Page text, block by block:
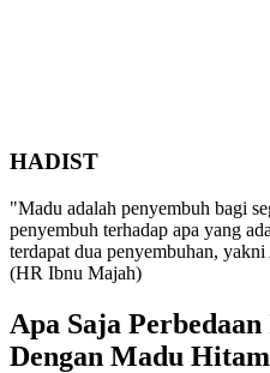
HADIST
"Madu adalah penyembuh bagi
penyembuh terhadap apa yang
terdapat dua penyembuhan,
(HR Ibnu Majah)
Apa Saja
Dengan Madu